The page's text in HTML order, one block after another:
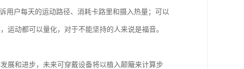
用户每天的运动路径、消耗卡路里和摄入热量；可以
运动都可以量化，对于不能坚持的人来说是福音。
展和进步，未来可穿戴设备将以植入颠簸来计算步